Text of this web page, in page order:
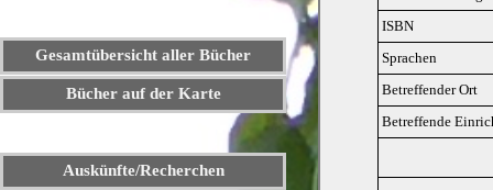
Gesamtübersicht aller Bücher
Bücher auf der Karte
Auskünfte/Recherchen
ISBN
Sprachen
Betreffender Ort
Betreffende